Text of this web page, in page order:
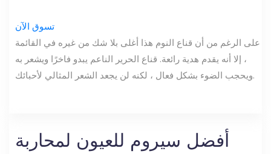
تسوق الآن
على الرغم من أن قناع النوم هذا أغلى بلا شك من غيره في القائمة
، إلا أنه يقدم هدية رائعة. قناع الحرير الناعم يبدو فاخرًا ويشعر به
ويحجب الضوء بشكل فعال ، لكنه لن يجعد الشعر المثالي لأحبائك.
أفضل سيروم للعيون لمحاربة